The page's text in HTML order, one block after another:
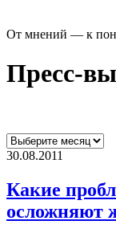
От мнений — к
Пресс-
30.08.2011
Какие
осложняют